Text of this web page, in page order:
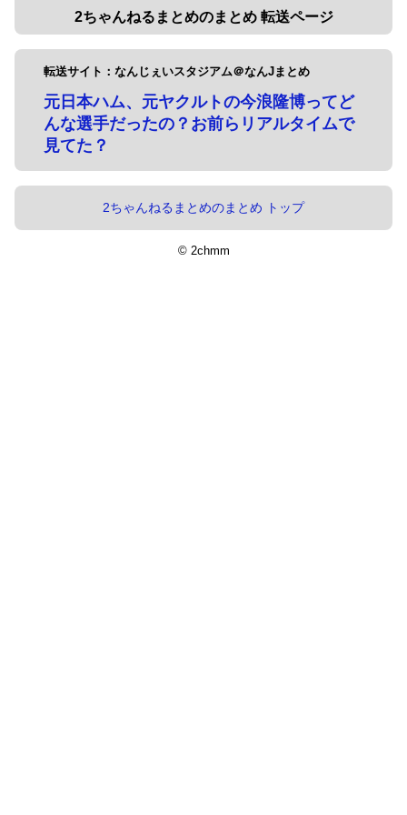
2ちゃんねるまとめのまとめ 転送ページ
転送サイト：なんじぇいスタジアム＠なんJまとめ
元日本ハム、元ヤクルトの今浪隆博ってど
んな選手だったの？お前らリアルタイムで
見てた？
2ちゃんねるまとめのまとめ トップ
© 2chmm